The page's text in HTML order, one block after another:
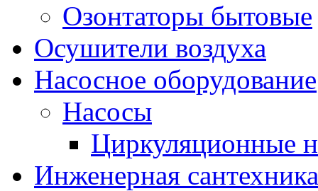
Озонтаторы бытовые
Осушители воздуха
Насосное оборудование
Насосы
Циркуляционные
Инженерная сантехника